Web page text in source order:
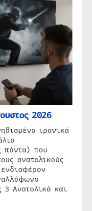
2026
ιρανικά
πάντα) που
ανατολικούς
3 Ανατολικά και